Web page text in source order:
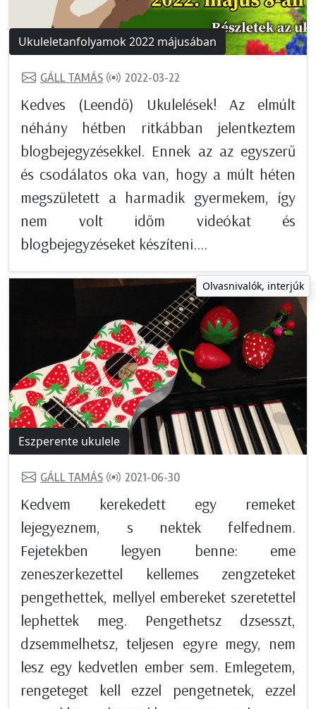
Ukuleletanfolyamok 2022 májusában
GÁLL TAMÁS 2022-03-22
Kedves (Leendő) Ukulelések! Az elmúlt
néhány hétben ritkábban jelentkeztem
blogbejegyzésekkel. Ennek az az egyszerű
és csodálatos oka van, hogy a múlt héten
megszületett a harmadik gyermekem, így
nem volt időm videókat és
blogbejegyzéseket készíteni....
Olvasnivalók, interjúk
Eszperente ukulele
GÁLL TAMÁS 2021-06-30
Kedvem kerekedett egy remeket
lejegyeznem, s nektek felfednem.
Fejetekben legyen benne: eme
zeneszerkezettel kellemes zengzeteket
pengethettek, mellyel embereket szeretettel
lephettek meg. Pengethetsz dzsesszt,
dzsemmelhetsz, teljesen egyre megy, nem
lesz egy kedvetlen ember sem. Emlegetem,
rengeteget kell ezzel pengetnetek, ezzel